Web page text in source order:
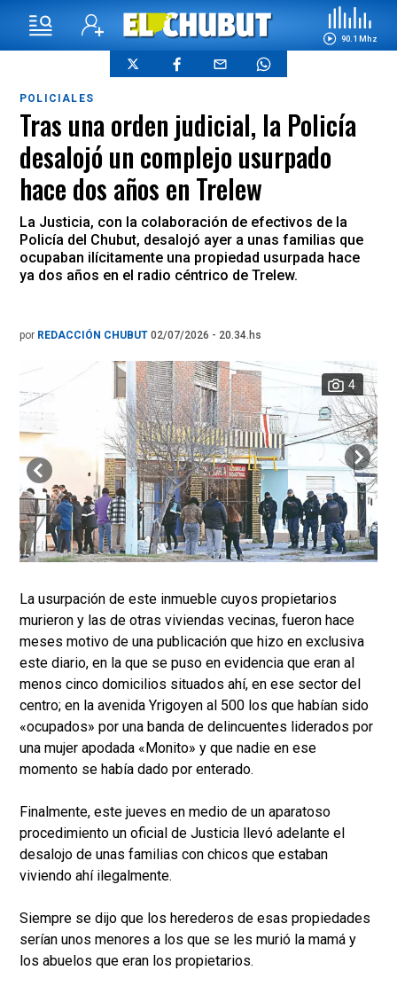
90.1 Mhz
POLICIALES
Tras una orden judicial, la Policía
desalojó un complejo usurpado
hace dos años en Trelew
La Justicia, con la colaboración de efectivos de la
Policía del Chubut, desalojó ayer a unas familias que
ocupaban ilícitamente una propiedad usurpada hace
ya dos años en el radio céntrico de Trelew.
por REDACCIÓN CHUBUT 02/07/2026 - 20.34.hs
4
La usurpación de este inmueble cuyos propietarios
murieron y las de otras viviendas vecinas, fueron hace
meses motivo de una publicación que hizo en exclusiva
este diario, en la que se puso en evidencia que eran al
menos cinco domicilios situados ahí, en ese sector del
centro; en la avenida Yrigoyen al 500 los que habían sido
«ocupados» por una banda de delincuentes liderados por
una mujer apodada «Monito» y que nadie en ese
momento se había dado por enterado.
Finalmente, este jueves en medio de un aparatoso
procedimiento un oficial de Justicia llevó adelante el
desalojo de unas familias con chicos que estaban
viviendo ahí ilegalmente.
Siempre se dijo que los herederos de esas propiedades
serían unos menores a los que se les murió la mamá y
los abuelos que eran los propietarios.